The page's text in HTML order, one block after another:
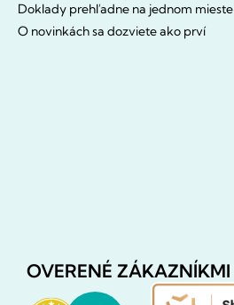
Doklady prehľadne na jednom mieste
O novinkách sa dozviete ako prví
OVERENÉ ZÁKAZNÍKMI